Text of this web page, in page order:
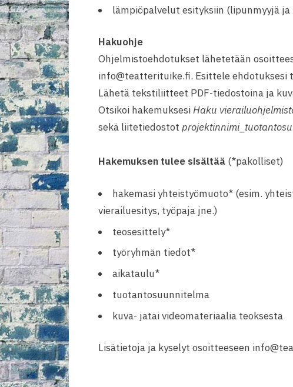
lämpiöpalvelut esityksiin (lipunmyyjä
Hakuohje
Ohjelmistoehdotukset lähetetään
info@teatterituike.fi. Esittele ehdotuksesi
Lähetä tekstiliitteet PDF-tiedostoina ja
Otsikoi hakemuksesiHaku
sekä liitetiedostot
Hakemuksen tulee sisältää (*pakolliset)
hakemasi yhteistyömuoto* (esim.
vierailuesitys, työpaja jne.)
teosesittely*
työryhmän tiedot*
aikataulu*
tuotantosuunnitelma
kuva- jatai videomateriaalia teoksesta
Lisätietoja ja kyselyt osoitteeseen